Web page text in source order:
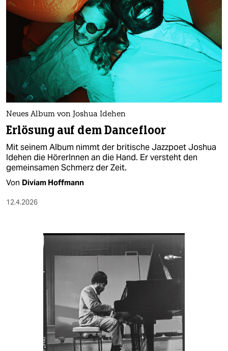
Neues Album von Joshua Idehen
Erlösung auf dem Dancefloor
Mit seinem Album nimmt der britische Jazzpoet Joshua
Idehen die HörerInnen an die Hand. Er versteht den
gemeinsamen Schmerz der Zeit.
Von Diviam Hoffmann
12.4.2026